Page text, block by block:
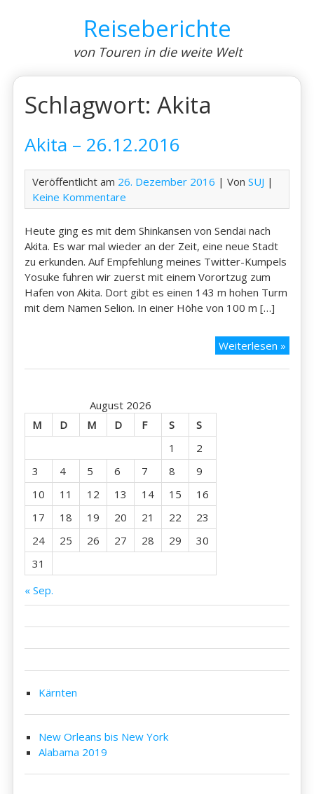
Reiseberichte
von Touren in die weite Welt
Schlagwort:Akita
Akita – 26.12.2016
Veröffentlicht am 26. Dezember 2016 | VonSUJ |
Keine Kommentare
Heute ging es mit dem Shinkansen von Sendai nach
Akita. Es war mal wieder an der Zeit, eine neue Stadt
zu erkunden. Auf Empfehlung meines Twitter-Kumpels
Yosuke fuhren wir zuerst mit einem Vorortzug zum
Hafen von Akita. Dort gibt es einen 143 m hohen Turm
mit dem Namen Selion. In einer Höhe von 100 m […]
Weiterlesen »Akita
August 2026
M
D M D F S
S
1
2
3
4 5 6 7 8
9
10
11 12 13 14 15
16
17
18 19 20 21 22
23
24
25 26 27 28 29
30
31
« Sep.
Kärnten
New Orleans bis New York
Alabama 2019